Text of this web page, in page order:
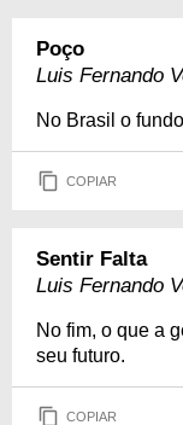
Poço
Luis Fernando
No Brasil o
COPIAR
Sentir Falta
Luis Fernando
No fim, o que a
seu futuro.
COPIAR